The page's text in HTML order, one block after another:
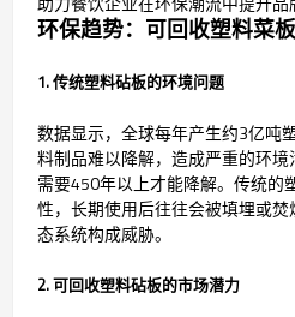
环保趋势：可回收塑料菜
1. 传统塑料砧板的环境问题
数据显示，全球每年产生约3亿吨
料制品难以降解，造成严重的环
需要450年以上才能降解。传统的
性，长期使用后往往会被填埋或
态系统构成威胁。
2. 可回收塑料砧板的市场潜力